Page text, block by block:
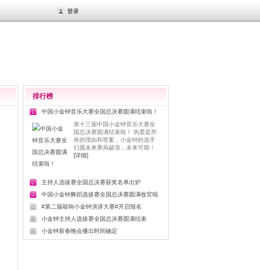
登录
排行榜
中国小金钟音乐大赛全国总决赛圆满结束啦！
第十三届中国小金钟音乐大赛全
国总决赛圆满结束啦！ 热爱是所
有的理由和答案，小金钟的选手
们愿未来乘风破浪，未来可期！
[详细]
主持人选拔赛全国总决赛获奖名单出炉
中国小金钟舞蹈选拔赛全国总决赛圆满收官啦
#第二届敲响小金钟演讲大赛#开启报名
小金钟主持人选拔赛全国总决赛圆满结束
小金钟新春晚会播出时间确定